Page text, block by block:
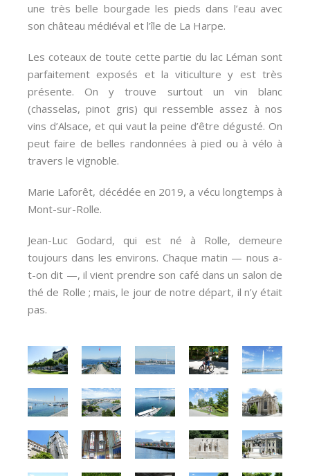
une très belle bourgade les pieds dans l’eau avec
son château médiéval et l’île de La Harpe.
Les coteaux de toute cette partie du lac Léman sont
parfaitement exposés et la viticulture y est très
présente. On y trouve surtout un vin blanc
(chasselas, pinot gris) qui ressemble assez à nos
vins d’Alsace, et qui vaut la peine d’être dégusté. On
peut faire de belles randonnées à pied ou à vélo à
travers le vignoble.
Marie Laforêt, décédée en 2019, a vécu longtemps à
Mont-sur-Rolle.
Jean-Luc Godard, qui est né à Rolle, demeure
toujours dans les environs. Chaque matin — nous a-
t-on dit —, il vient prendre son café dans un salon de
thé de Rolle ; mais, le jour de notre départ, il n’y était
pas.